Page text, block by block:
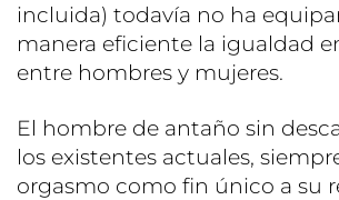
incluida) todavía no ha
manera eficiente la igualdad
entre hombres y mujeres.
El hombre de antaño sin
los existentes actuales,
orgasmo como fin único a su